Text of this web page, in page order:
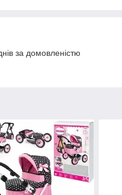
за домовленістю